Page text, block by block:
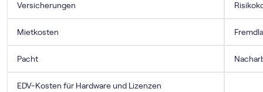
Versicherungen
Mietkosten
Pacht
EDV-Kosten für Hardware und Lizenzen